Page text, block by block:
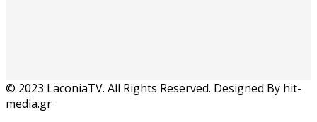
© 2023 LaconiaTV. All Rights Reserved. Designed By hit-
media.gr